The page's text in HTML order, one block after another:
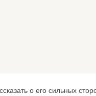
о его сильных